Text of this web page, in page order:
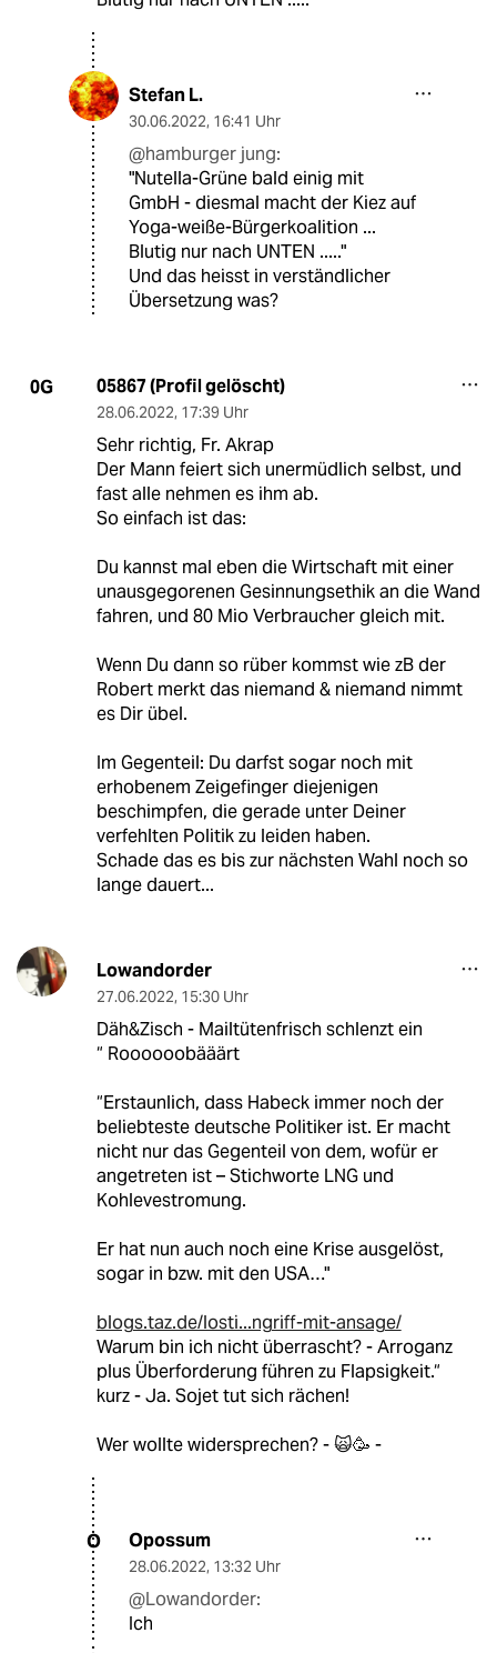
Stefan L.
30.06.2022, 16:41 Uhr
@hamburger jung:
"Nutella-Grüne bald einig mit
GmbH - diesmal macht der Kiez auf
Yoga-weiße-Bürgerkoalition ...
Blutig nur nach UNTEN ....."
Und das heisst in verständlicher
Übersetzung was?
0G 05867 (Profil gelöscht)
28.06.2022, 17:39 Uhr
Sehr richtig, Fr. Akrap
Der Mann feiert sich unermüdlich selbst, und
fast alle nehmen es ihm ab.
So einfach ist das:
Du kannst mal eben die Wirtschaft mit einer
unausgegorenen Gesinnungsethik an die Wand
fahren, und 80 Mio Verbraucher gleich mit.
Wenn Du dann so rüber kommst wie zB der
Robert merkt das niemand & niemand nimmt
es Dir übel.
Im Gegenteil: Du darfst sogar noch mit
erhobenem Zeigefinger diejenigen
beschimpfen, die gerade unter Deiner
verfehlten Politik zu leiden haben.
Schade das es bis zur nächsten Wahl noch so
lange dauert...
Lowandorder
27.06.2022, 15:30 Uhr
Däh&Zisch - Mailtütenfrisch schlenzt ein
“ Roooooobääärt
“Erstaunlich, dass Habeck immer noch der
beliebteste deutsche Politiker ist. Er macht
nicht nur das Gegenteil von dem, wofür er
angetreten ist – Stichworte LNG und
Kohlevestromung.
Er hat nun auch noch eine Krise ausgelöst,
sogar in bzw. mit den USA…"
blogs.taz.de/losti...ngriff-mit-ansage/
Warum bin ich nicht überrascht? - Arroganz
plus Überforderung führen zu Flapsigkeit.“
kurz - Ja. Sojet tut sich rächen!
Wer wollte widersprechen? - 🙀🥳 -
O Opossum
28.06.2022, 13:32 Uhr
@Lowandorder:
Ich